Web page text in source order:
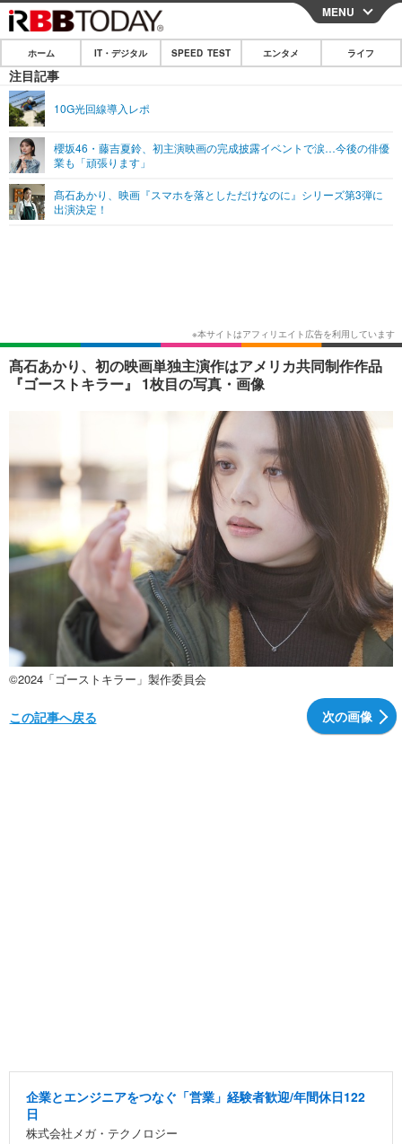
CLOSE
ホーム
IT・デジタル
ネタ
ショッピング その他
SPEED TEST
エンタメ
エンタメTOP
ショッピング その他
ライフ
MENU
ホーム IT・デジタル SPEED TEST エンタメ ライフ
注目記事
10G光回線導入レポ
櫻坂46・藤吉夏鈴、初主演映画の完成披露イベントで涙…今後の俳優
業も「頑張ります」
髙石あかり、映画『スマホを落としただけなのに』シリーズ第3弾に
出演決定！
髙石あかり、初の映画単独主演作はアメリカ共同制作作品
『ゴーストキラー』 1枚目の写真・画像
©2024「ゴーストキラー」製作委員会
次の画像
この記事へ戻る
企業とエンジニアをつなぐ「営業」経験者歓迎/年間休日122
日
株式会社メガ・テクノロジー